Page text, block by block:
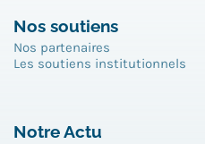
Nos soutiens
Nos partenaires
Les soutiens institutionnels
Notre Actu